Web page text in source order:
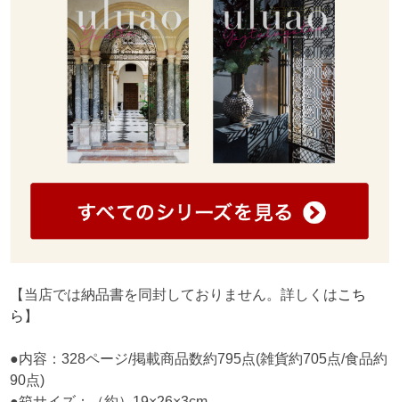
【当店では納品書を同封しておりません。詳しくはこち
ら 】
●内容：328ページ/掲載商品数約795点(雑貨約705点/食品約
90点)